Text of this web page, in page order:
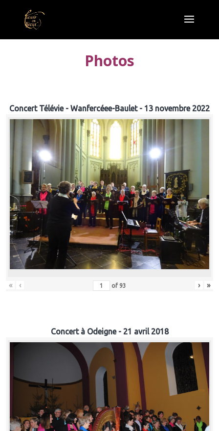
Photos
Concert Télévie - Wanfercéee-Baulet - 13 novembre 2022
« ‹ of 93 › »
Concert à Odeigne - 21 avril 2018